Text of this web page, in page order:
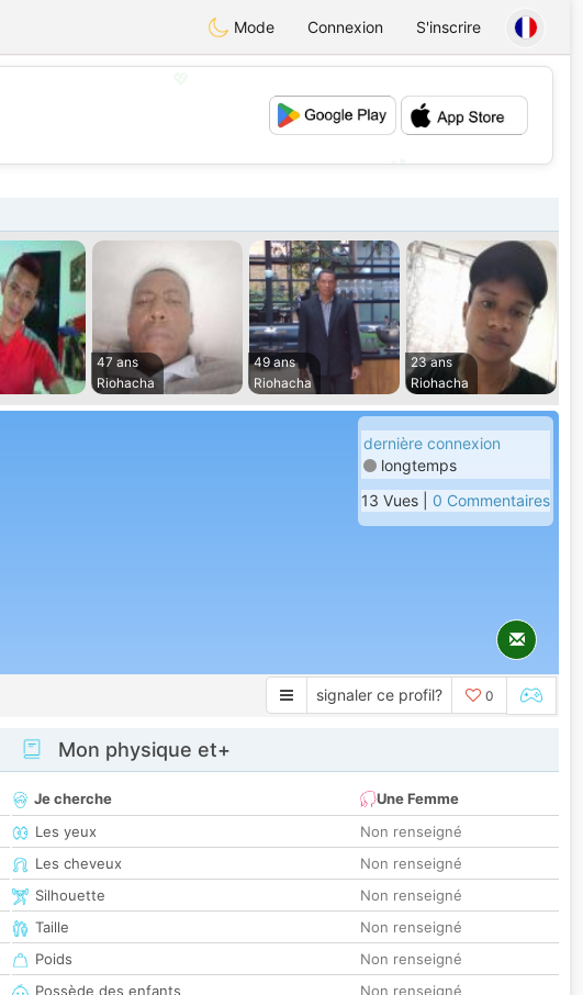
Mode Connexion S'inscrire
47 ans
Riohacha
49 ans
Riohacha
23 ans
Riohacha
dernière connexion
longtemps
13 Vues | 0 Commentaires
signaler ce profil? 0
Mon physique et+
Je cherche
Une Femme
Les yeux
Non renseigné
Les cheveux
Non renseigné
Silhouette
Non renseigné
Taille
Non renseigné
Poids
Non renseigné
Possède des enfants
Non renseigné